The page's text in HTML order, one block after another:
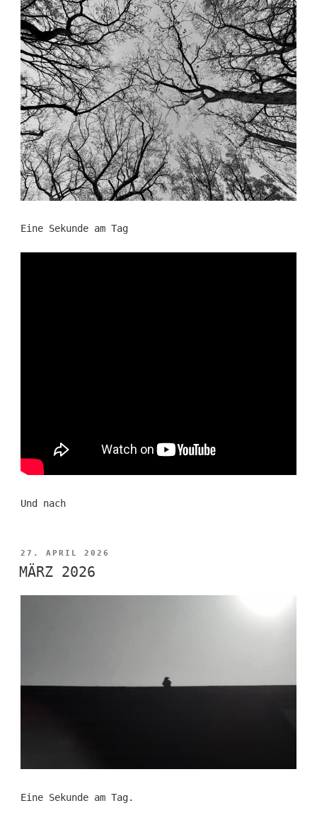
Eine Sekunde am Tag
Und nach
VERÖFFENTLICHT
AM
27. APRIL 2026
MÄRZ 2026
Eine Sekunde am Tag.